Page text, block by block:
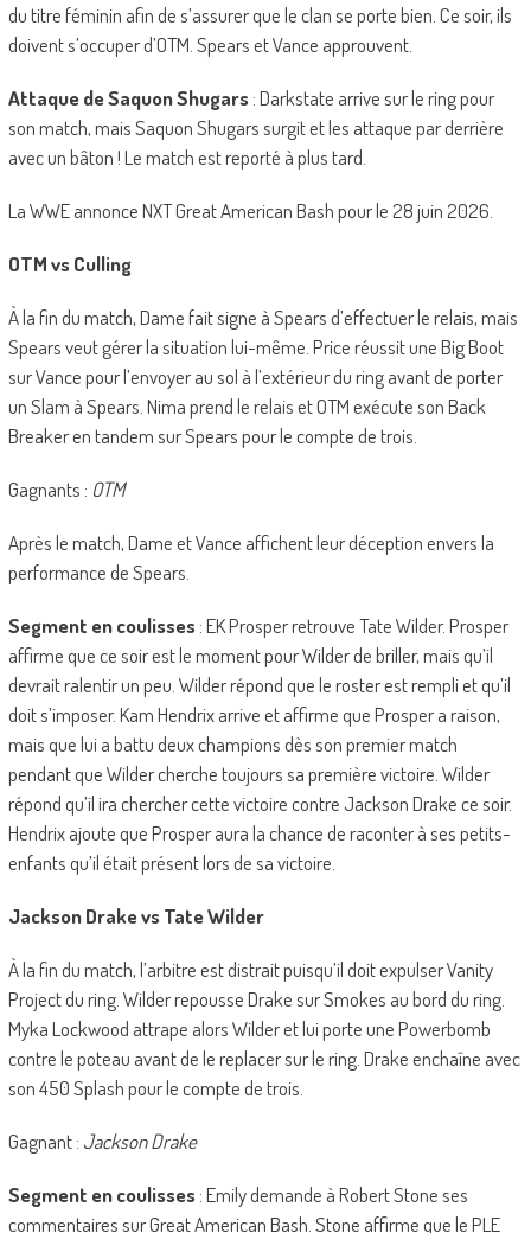
du titre féminin afin de s’assurer que le clan se porte bien. Ce soir, ils
doivent s’occuper d’OTM. Spears et Vance approuvent.
Attaque de Saquon Shugars: Darkstate arrive sur le ring pour
son match, mais Saquon Shugars surgit et les attaque par derrière
avec un bâton ! Le match est reporté à plus tard.
La WWE annonce NXT Great American Bash pour le 28 juin 2026.
OTM vs Culling
À la fin du match, Dame fait signe à Spears d’effectuer le relais, mais
Spears veut gérer la situation lui-même. Price réussit une Big Boot
sur Vance pour l’envoyer au sol à l’extérieur du ring avant de porter
un Slam à Spears. Nima prend le relais et OTM exécute son Back
Breaker en tandem sur Spears pour le compte de trois.
Gagnants : OTM
Après le match, Dame et Vance affichent leur déception envers la
performance de Spears.
Segment en coulisses: EK Prosper retrouve Tate Wilder. Prosper
affirme que ce soir est le moment pour Wilder de briller, mais qu’il
devrait ralentir un peu. Wilder répond que le roster est rempli et qu’il
doit s’imposer. Kam Hendrix arrive et affirme que Prosper a raison,
mais que lui a battu deux champions dès son premier match
pendant que Wilder cherche toujours sa première victoire. Wilder
répond qu’il ira chercher cette victoire contre Jackson Drake ce soir.
Hendrix ajoute que Prosper aura la chance de raconter à ses petits-
enfants qu’il était présent lors de sa victoire.
Jackson Drake vs Tate Wilder
À la fin du match, l’arbitre est distrait puisqu’il doit expulser Vanity
Project du ring. Wilder repousse Drake sur Smokes au bord du ring.
Myka Lockwood attrape alors Wilder et lui porte une Powerbomb
contre le poteau avant de le replacer sur le ring. Drake enchaîne avec
son 450 Splash pour le compte de trois.
Gagnant : Jackson Drake
Segment en coulisses: Emily demande à Robert Stone ses
commentaires sur Great American Bash. Stone affirme que le PLE